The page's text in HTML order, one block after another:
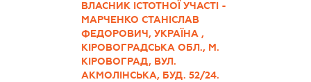
ВЛАСНИК ІСТОТНОЇ УЧАСТІ -
МАРЧЕНКО СТАНІСЛАВ
ФЕДОРОВИЧ, УКРАЇНА ,
КІРОВОГРАДСЬКА ОБЛ., М.
КІРОВОГРАД, ВУЛ.
АКМОЛІНСЬКА, БУД. 52/24.